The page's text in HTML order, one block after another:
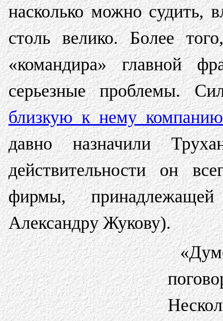
насколько можно судить,
столь велико. Более
«командира» главной
серьезные проблемы.
близкую к нему компанию
давно назначили
действительности он
фирмы,
Александру Жукову).